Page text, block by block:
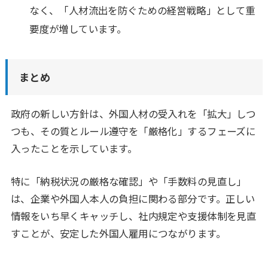
なく、「人材流出を防ぐための経営戦略」として重
要度が増しています。
まとめ
政府の新しい方針は、外国人材の受入れを「拡大」しつ
つも、その質とルール遵守を「厳格化」するフェーズに
入ったことを示しています。
特に「納税状況の厳格な確認」や「手数料の見直し」
は、企業や外国人本人の負担に関わる部分です。正しい
情報をいち早くキャッチし、社内規定や支援体制を見直
すことが、安定した外国人雇用につながります。